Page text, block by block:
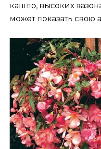
кашпо, высоких
может показать